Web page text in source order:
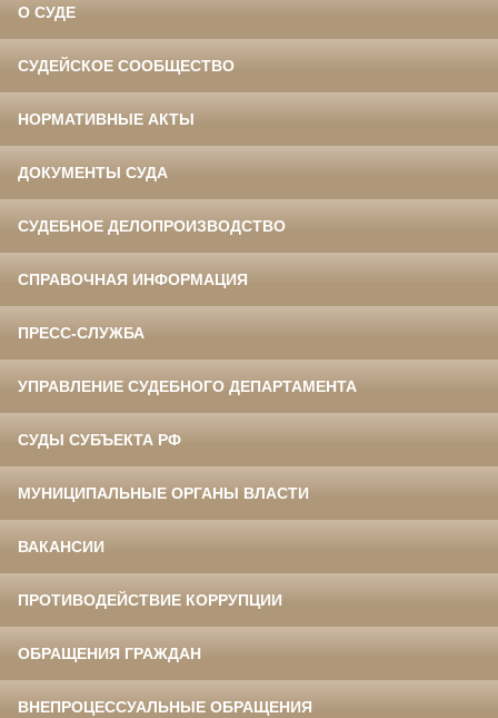
О СУДЕ
СУДЕЙСКОЕ СООБЩЕСТВО
НОРМАТИВНЫЕ АКТЫ
ДОКУМЕНТЫ СУДА
СУДЕБНОЕ ДЕЛОПРОИЗВОДСТВО
СПРАВОЧНАЯ ИНФОРМАЦИЯ
ПРЕСС-СЛУЖБА
УПРАВЛЕНИЕ СУДЕБНОГО ДЕПАРТАМЕНТА
СУДЫ СУБЪЕКТА РФ
МУНИЦИПАЛЬНЫЕ ОРГАНЫ ВЛАСТИ
ВАКАНСИИ
ПРОТИВОДЕЙСТВИЕ КОРРУПЦИИ
ОБРАЩЕНИЯ ГРАЖДАН
ВНЕПРОЦЕССУАЛЬНЫЕ ОБРАЩЕНИЯ